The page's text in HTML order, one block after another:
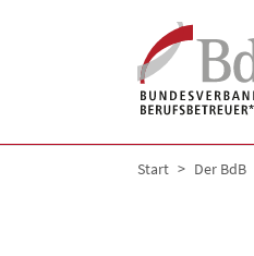
You are here:
Start Der BdB